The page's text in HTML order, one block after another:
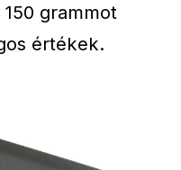
grammot
értékek.